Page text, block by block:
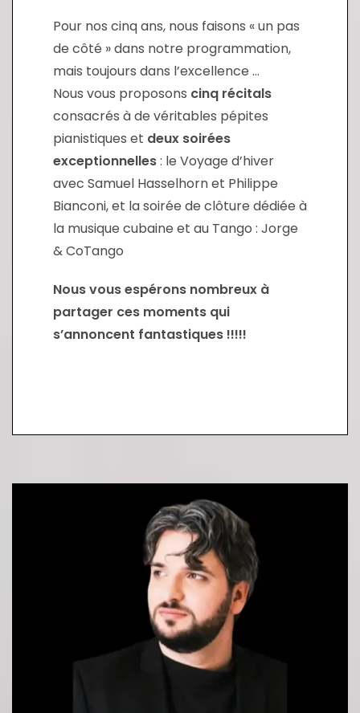
Pour nos cinq ans, nous faisons « un pas
de côté » dans notre programmation,
mais toujours dans l’excellence …
Nous vous proposons cinq récitals
consacrés à de véritables pépites
pianistiques et deux soirées
exceptionnelles: le Voyage d’hiver
avec Samuel Hasselhorn et Philippe
Bianconi, et la soirée de clôture dédiée à
la musique cubaine et au Tango : Jorge
& CoTango
Nous vous espérons nombreux à
partager ces moments qui
s’annoncent fantastiques !!!!!